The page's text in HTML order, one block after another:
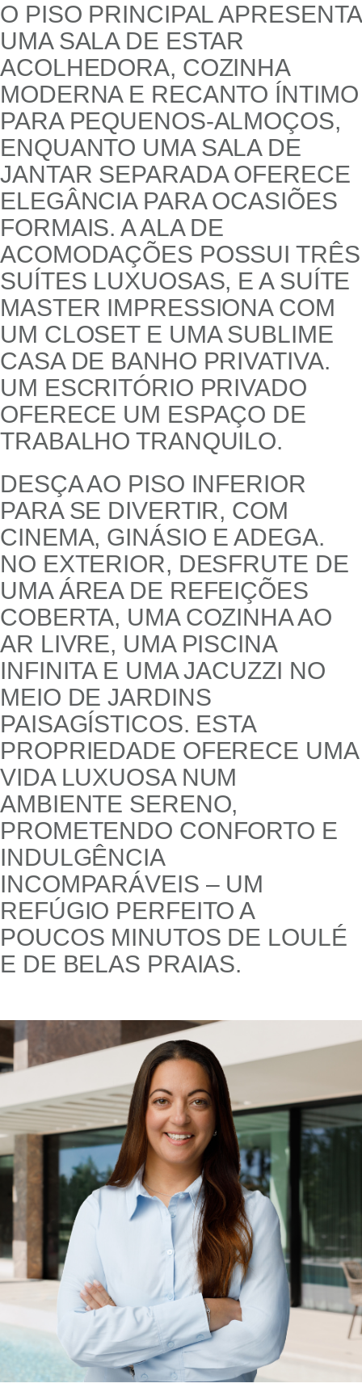
O PISO PRINCIPAL APRESENTA
UMA SALA DE ESTAR
ACOLHEDORA, COZINHA
MODERNA E RECANTO ÍNTIMO
PARA PEQUENOS-ALMOÇOS,
ENQUANTO UMA SALA DE
JANTAR SEPARADA OFERECE
ELEGÂNCIA PARA OCASIÕES
FORMAIS. A ALA DE
ACOMODAÇÕES POSSUI TRÊS
SUÍTES LUXUOSAS, E A SUÍTE
MASTER IMPRESSIONA COM
UM CLOSET E UMA SUBLIME
CASA DE BANHO PRIVATIVA.
UM ESCRITÓRIO PRIVADO
OFERECE UM ESPAÇO DE
TRABALHO TRANQUILO.
DESÇA AO PISO INFERIOR
PARA SE DIVERTIR, COM
CINEMA, GINÁSIO E ADEGA.
NO EXTERIOR, DESFRUTE DE
UMA ÁREA DE REFEIÇÕES
COBERTA, UMA COZINHA AO
AR LIVRE, UMA PISCINA
INFINITA E UMA JACUZZI NO
MEIO DE JARDINS
PAISAGÍSTICOS. ESTA
PROPRIEDADE OFERECE UMA
VIDA LUXUOSA NUM
AMBIENTE SERENO,
PROMETENDO CONFORTO E
INDULGÊNCIA
INCOMPARÁVEIS – UM
REFÚGIO PERFEITO A
POUCOS MINUTOS DE LOULÉ
E DE BELAS PRAIAS.